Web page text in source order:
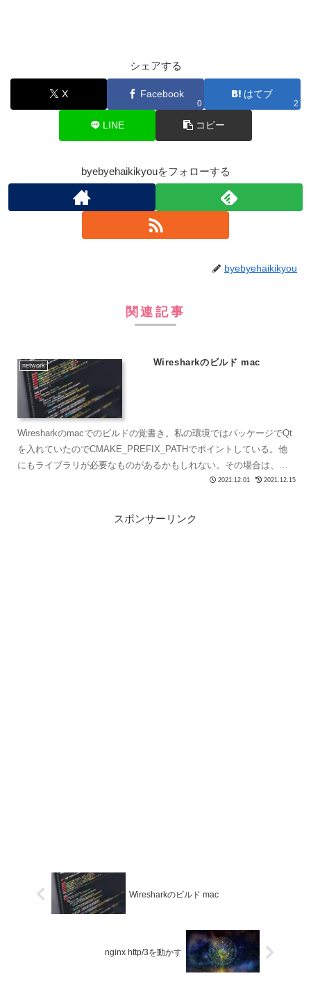
シェアする
X Facebook
0
はてブ
2
LINE コピー
byebyehaikikyouをフォローする
byebyehaikikyou
関連記事
network Wiresharkのビルド mac
Wiresharkのmacでのビルドの覚書き。私の環境ではパッケージでQt
を入れていたのでCMAKE_PREFIX_PATHでポイントしている。他
にもライブラリが必要なものがあるかもしれない。その場合は、依
2021.12.01 2021.12.15
スポンサーリンク
Wiresharkのビルド mac
nginx http/3を動かす